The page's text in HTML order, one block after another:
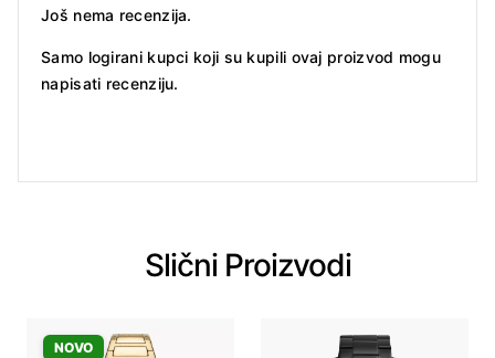
Još nema recenzija.
Samo logirani kupci koji su kupili ovaj proizvod mogu
napisati recenziju.
Slični Proizvodi
NOVO